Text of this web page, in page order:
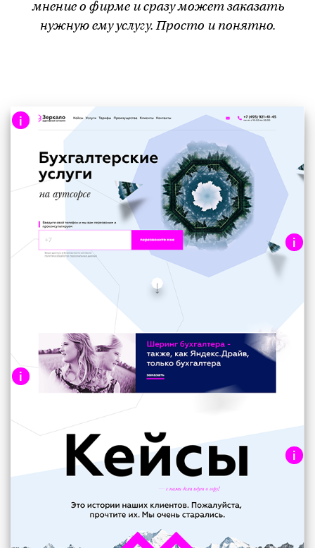
мнение о фирме и сразу может заказать
нужную ему услугу. Просто и понятно.
i
Хедер сайта (шапка)
Навигация и логотип зафиксированы у
нижнего края вьюпорта.
i
i
УТП + форма заказа обратного звонка.
Просто и доступно!
i
Реализованные проекты
Текстовый блок с описанием данной
секции или блока.